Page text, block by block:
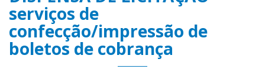
serviços de
confecção/impressão de
boletos de cobrança